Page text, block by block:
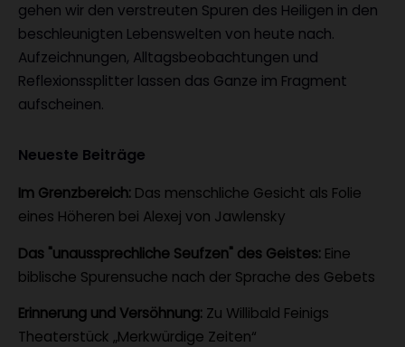
gehen wir den verstreuten Spuren des Heiligen in den
beschleunigten Lebenswelten von heute nach.
Aufzeichnungen, Alltagsbeobachtungen und
Reflexionssplitter lassen das Ganze im Fragment
aufscheinen.
Neueste Beiträge
Im Grenzbereich: Das menschliche Gesicht als Folie
eines Höheren bei Alexej von Jawlensky
Das "unaussprechliche Seufzen" des Geistes: Eine
biblische Spurensuche nach der Sprache des Gebets
Erinnerung und Versöhnung: Zu Willibald Feinigs
Theaterstück „Merkwürdige Zeiten“